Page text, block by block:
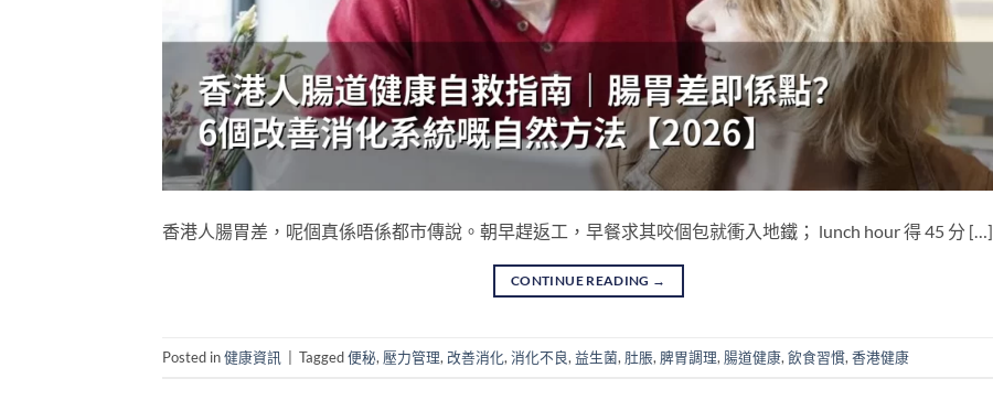
香港人腸胃差，呢個真係唔係都市傳說。朝早趕返工，早餐求其咬個包就衝入地鐵； lunch hour 得 45 分 […]
CONTINUE READING →
Posted in健康資訊 Tagged便秘, 壓力管理, 改善消化, 消化不良, 益生菌, 肚脹, 脾胃調理, 腸道健康, 飲食習慣, 香港健康